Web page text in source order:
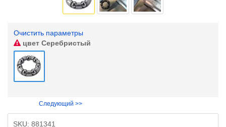
Очистить параметры
цвет Серебристый
Следующий >>
SKU: 881341